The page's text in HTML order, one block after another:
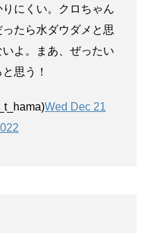
にくい。クロちゃん
たら水ダウダメと思
よ。まあ、ぜったい
思う！
Wed Dec 21